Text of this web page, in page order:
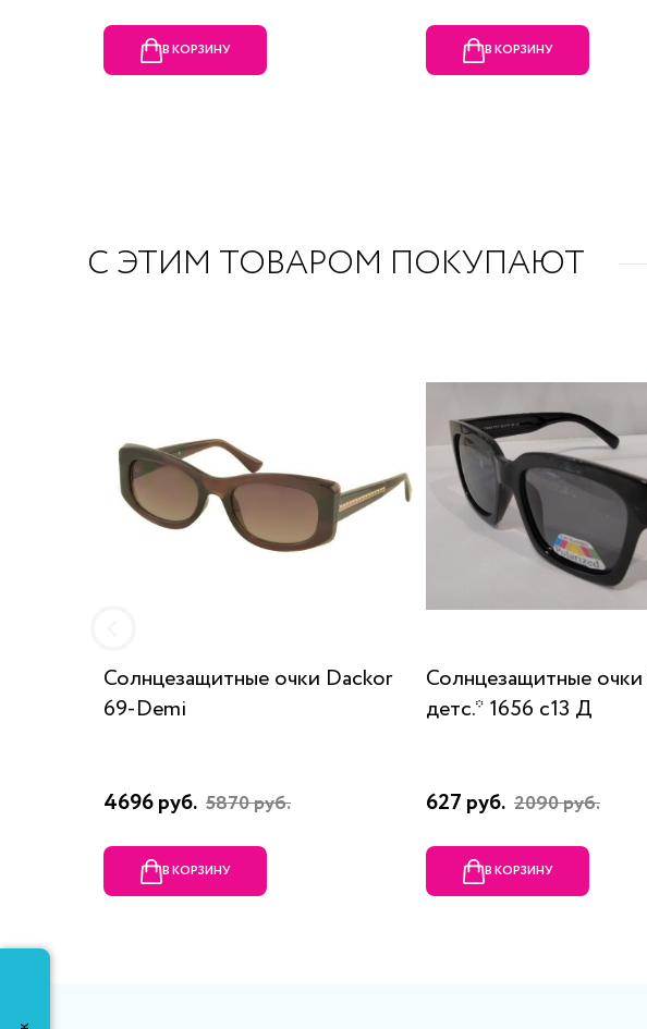
В КОРЗИНУ В КОРЗИНУ
С ЭТИМ ТОВАРОМ ПОКУПАЮТ
Солнцезащитные очки Dackor
69-Demi
4696 руб. 5870 руб.
В КОРЗИНУ
Солнцезащитные
детс.* 1656 c13 Д
627 руб. 2090 руб.
В КОРЗИНУ